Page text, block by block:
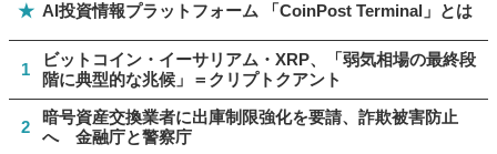
★ AI投資情報プラットフォーム 「CoinPost Terminal」とは
1
ビットコイン・イーサリアム・XRP、「弱気相場の最終段
階に典型的な兆候」＝クリプトクアント
2
暗号資産交換業者に出庫制限強化を要請、詐欺被害防止
へ 金融庁と警察庁